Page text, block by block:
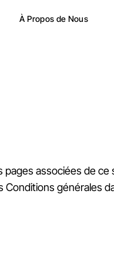
À Propos de Nous
pages associées de ce
Conditions générales